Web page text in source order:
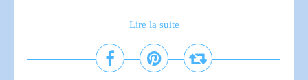
Lire la suite